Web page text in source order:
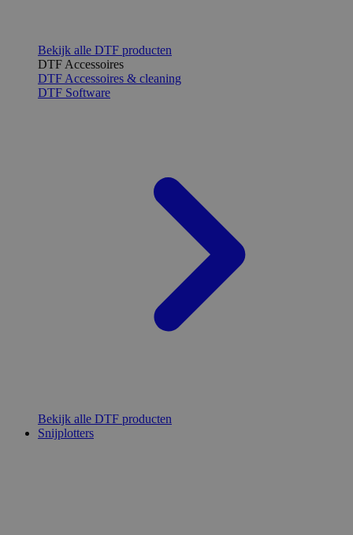
Bekijk alle DTF producten
DTF Accessoires
DTF Accessoires & cleaning
DTF Software
Bekijk alle DTF producten
Snijplotters